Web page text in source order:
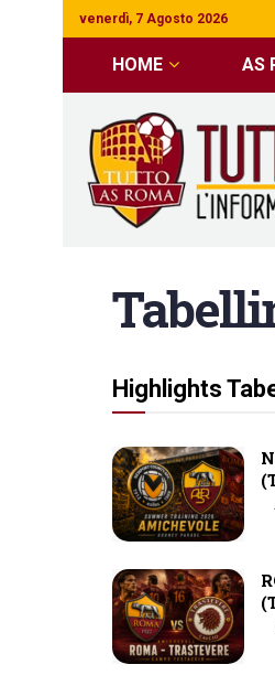
venerdì, 7 Agosto 2026
HOME AS
Highlights